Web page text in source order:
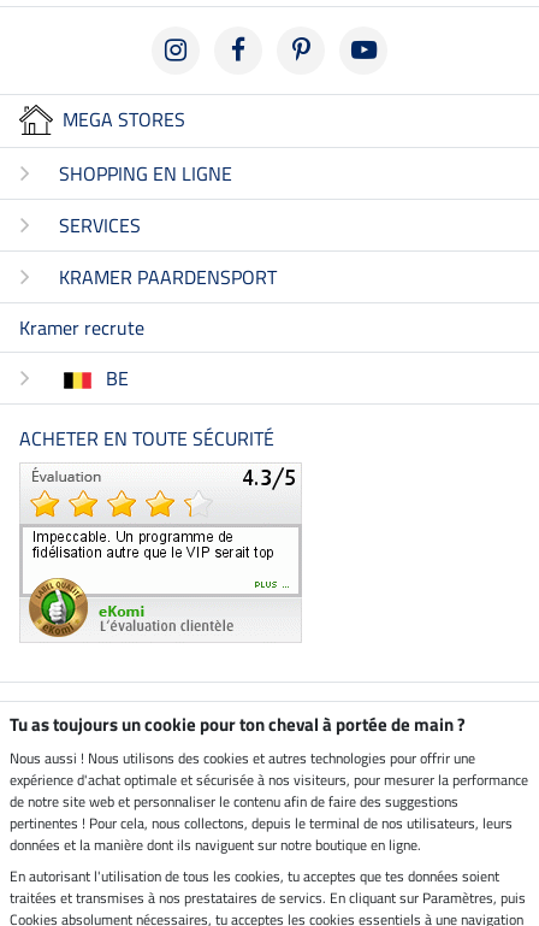
MEGA STORES
SHOPPING EN LIGNE
SERVICES
KRAMER PAARDENSPORT
Kramer recrute
BE
ACHETER EN TOUTE SÉCURITÉ
Boutique climatiquement
Livraison par
Paiement sécurisé
Tu as toujours un cookie pour ton cheval à portée de main ?
Nous aussi ! Nous utilisons des cookies et autres technologies pour offrir une
expérience d'achat optimale et sécurisée à nos visiteurs, pour mesurer la performance
de notre site web et personnaliser le contenu afin de faire des suggestions
pertinentes ! Pour cela, nous collectons, depuis le terminal de nos utilisateurs, leurs
données et la manière dont ils naviguent sur notre boutique en ligne.
En autorisant l'utilisation de tous les cookies, tu acceptes que tes données soient
traitées et transmises à nos prestataires de servics. En cliquant sur Paramètres, puis
Cookies absolument nécessaires, tu acceptes les cookies essentiels à une navigation